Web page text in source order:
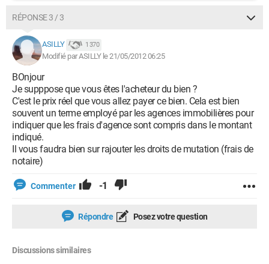
RÉPONSE 3 / 3
ASILLY 1 370
Modifié par ASILLY le 21/05/2012 06:25
BOnjour
Je supppose que vous êtes l'acheteur du bien ?
C'est le prix réel que vous allez payer ce bien. Cela est bien
souvent un terme employé par les agences immobilières pour
indiquer que les frais d'agence sont compris dans le montant
indiqué.
Il vous faudra bien sur rajouter les droits de mutation (frais de
notaire)
Commenter -1
Répondre Posez votre question
Discussions similaires